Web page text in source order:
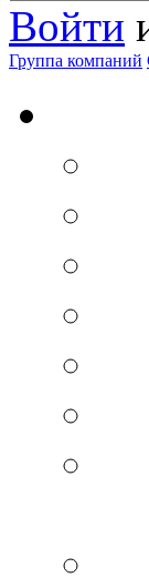
Войти
Группа компаний